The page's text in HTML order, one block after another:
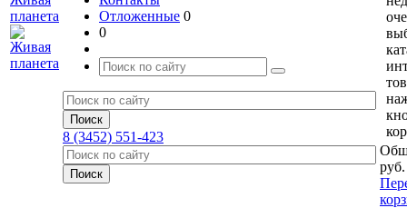
Отложенные 0
0
8 (3452) 551-423
руб.